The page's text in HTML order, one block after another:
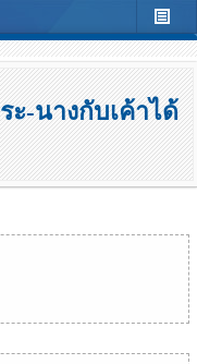
-นางกับเค้าได้